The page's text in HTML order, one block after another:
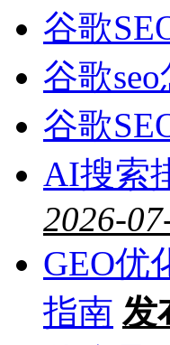
谷歌
谷歌
谷歌
AI搜索
2026-
GEO优
指南 发